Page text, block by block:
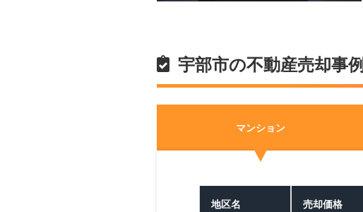
宇部市の不動産売却事例
マンション
地区名 売却価格